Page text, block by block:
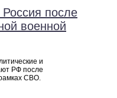
после
военной
и
РФ после
СВО.